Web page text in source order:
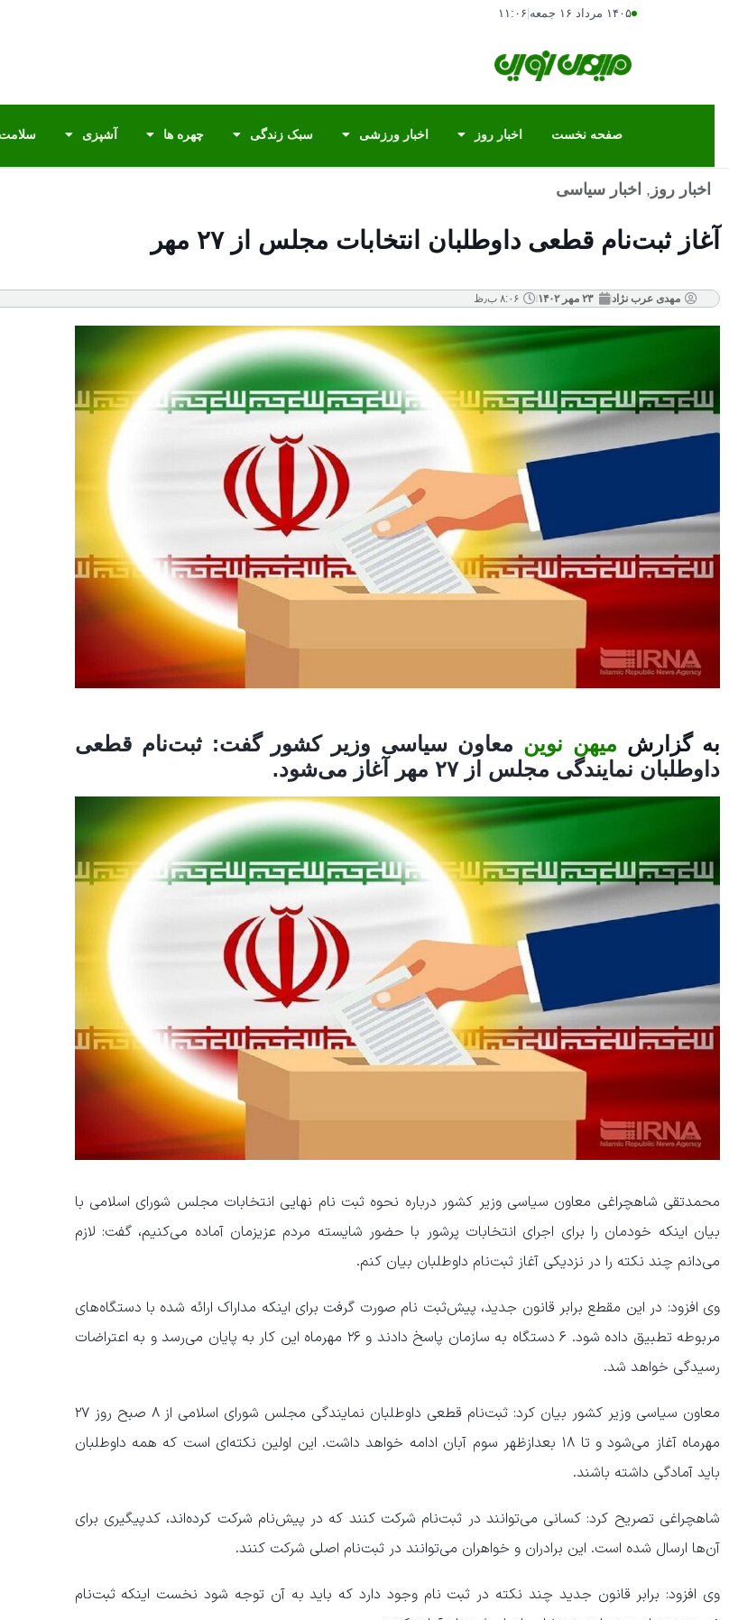
۱۴۰۵ مرداد ۱۶ جمعه ۱۱:۰۶
صفحه نخست اخبار روز اخبار ورزشی سبک زندگی چهره ها آشپزی سلامت
اخبار روز , اخبار سیاسی
آغاز ثبت‌نام قطعی داوطلبان انتخابات مجلس از ۲۷ مهر
مهدی عرب نژاد ۲۳ مهر ۱۴۰۲ ۸:۰۶ ب٫ظ
به گزارش میهن نوین معاون سیاسی وزیر کشور گفت: ثبت‌نام قطعی
داوطلبان نمایندگی مجلس از ۲۷ مهر آغاز می‌شود.
محمدتقی شاهچراغی معاون سیاسی وزیر کشور درباره نحوه ثبت نام نهایی انتخابات مجلس شورای اسلامی با
بیان اینکه خودمان را برای اجرای انتخابات پرشور با حضور شایسته مردم عزیزمان آماده می‌کنیم، گفت: لازم
می‌دانم چند نکته را در نزدیکی آغاز ثبت‌نام داوطلبان بیان کنم.
وی افزود: در این مقطع برابر قانون جدید، پیش‌ثبت نام صورت گرفت برای اینکه مداراک ارائه شده با دستگاه‌های
مربوطه تطبیق داده شود. ۶ دستگاه به سازمان پاسخ دادند و ۲۶ مهرماه این کار به پایان می‌رسد و به اعتراضات
رسیدگی خواهد شد.
معاون سیاسی وزیر کشور بیان کرد: ثبت‌نام قطعی داوطلبان نمایندگی مجلس شورای اسلامی از ۸ صبح روز ۲۷
مهرماه آغاز می‌شود و تا ۱۸ بعدازظهر سوم آبان ادامه خواهد داشت. این اولین نکته‌ای است که همه داوطلبان
باید آمادگی داشته باشند.
شاهچراغی تصریح کرد: کسانی می‌توانند در ثبت‌نام شرکت کنند که در پیش‌نام شرکت کرده‌اند، کدپیگیری برای
آن‌ها ارسال شده است. این برادران و خواهران می‌توانند در ثبت‌نام اصلی شرکت کنند.
وی افزود: برابر قانون جدید چند نکته در ثبت نام وجود دارد که باید به آن توجه شود نخست اینکه ثبت‌نام